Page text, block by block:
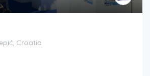
Croatia